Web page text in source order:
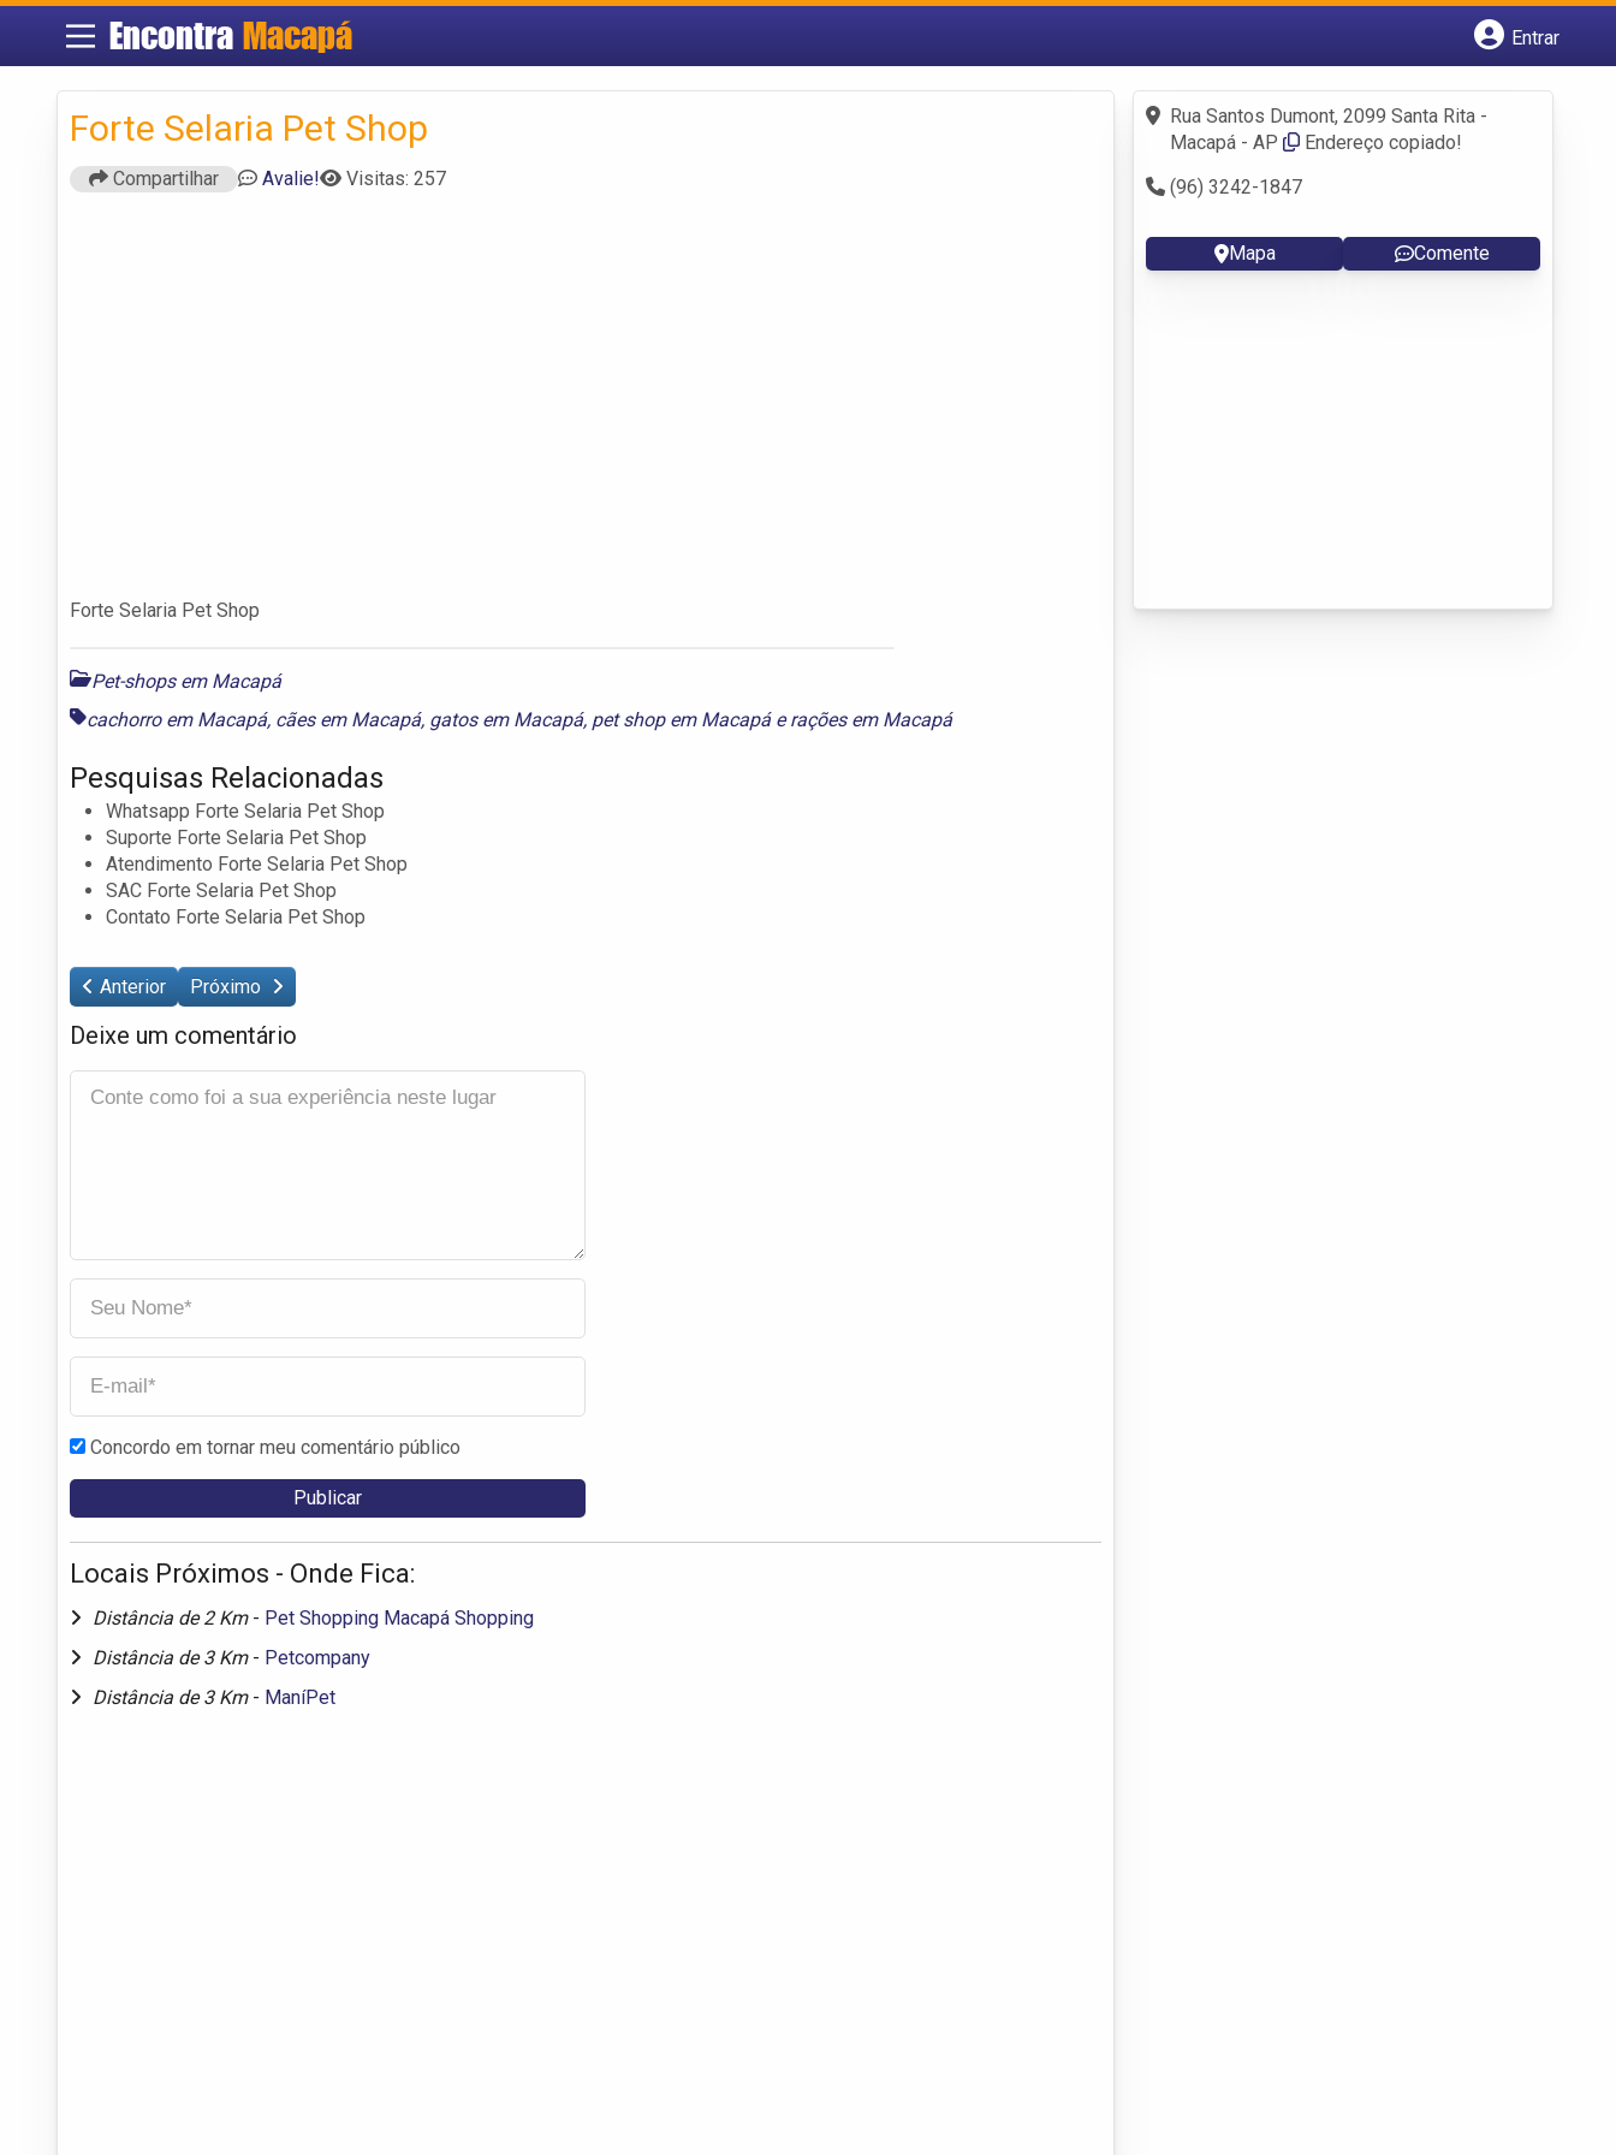
Encontra Macapá
Entrar
Fazer login
Criar conta
Forte Selaria Pet Shop
Compartilhar Avalie! Visitas: 257
Forte Selaria Pet Shop
Pet-shops em Macapá
cachorro em Macapá, cães em Macapá, gatos em Macapá, pet shop em Macapáerações em Macapá
Pesquisas Relacionadas
Whatsapp Forte Selaria Pet Shop
Suporte Forte Selaria Pet Shop
Atendimento Forte Selaria Pet Shop
SAC Forte Selaria Pet Shop
Contato Forte Selaria Pet Shop
Anterior Próximo
Deixe um comentário
Concordo em tornar meu comentário público
Locais Próximos - Onde Fica:
Distância de 2 Km - Pet Shopping Macapá Shopping
Distância de 3 Km - Petcompany
Distância de 3 Km - ManíPet
Rua Santos Dumont, 2099 Santa Rita -
Macapá - AP
Endereço copiado!
(96) 3242-1847
Mapa Comente